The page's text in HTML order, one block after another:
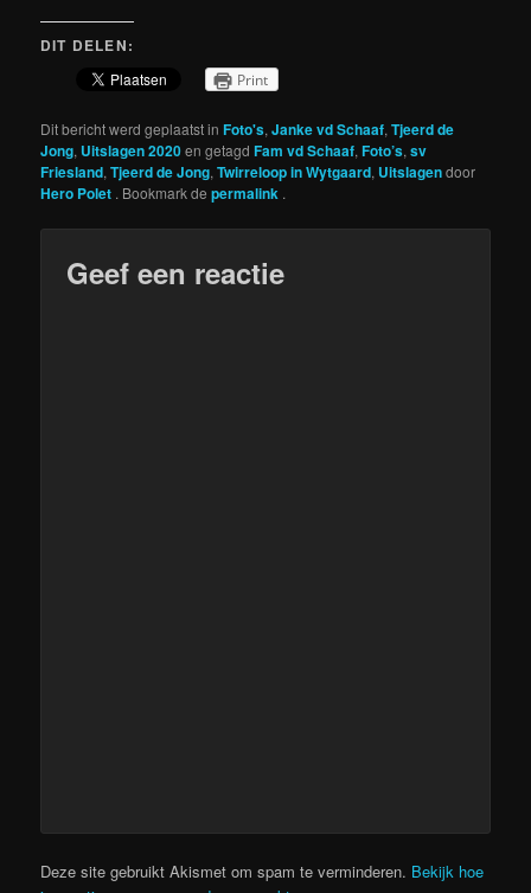
DIT DELEN:
Print
Dit bericht werd geplaatst inFoto's,Janke vd Schaaf,Tjeerd de
Jong, Uitslagen 2020en getagdFam vd Schaaf,Foto’s,sv
Friesland,Tjeerd de Jong,Twirreloop in Wytgaard, Uitslagendoor
Hero Polet . Bookmark depermalink .
Geef een reactie
Deze site gebruikt Akismet om spam te verminderen. Bekijk hoe